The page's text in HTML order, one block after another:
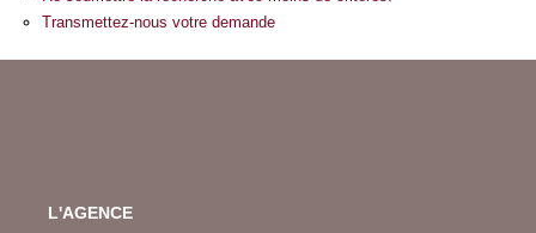
Transmettez-nous votre demande
L'AGENCE